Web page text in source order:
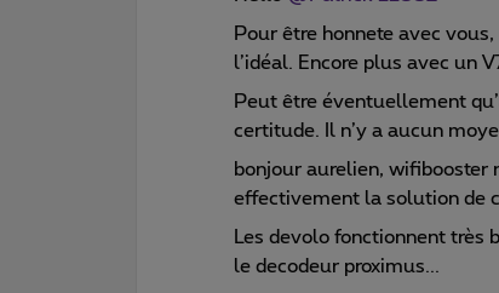
Pour être honnete avec
l’idéal. Encore plus avec un
Peut être éventuellement
certitude. Il n’y a aucun
bonjour aurelien, wifibooster
effectivement la solution de
Les devolo fonctionnent très
le decodeur proximus...